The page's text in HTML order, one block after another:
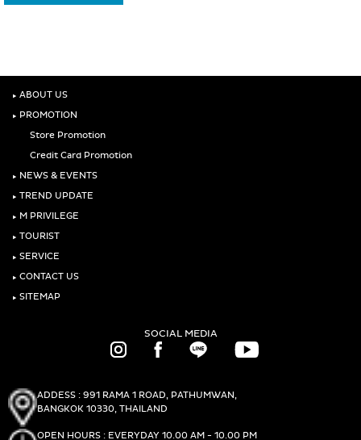
‣ ABOUT US
‣ PROMOTION
Store Promotion
Credit Card Promotion
‣ NEWS & EVENTS
‣ TREND UPDATE
‣ M PRIVILEGE
‣ TOURIST
‣ SERVICE
‣ CONTACT US
‣ SITEMAP
SOCIAL MEDIA
ADDESS : 991 RAMA 1 ROAD, PATHUMWAN,
BANGKOK 10330, THAILAND
OPEN HOURS : EVERYDAY 10.00 AM - 10.00 PM